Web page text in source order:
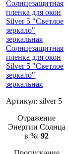
Солнцезащитная
пленка для окон
Silver 5 "Светлое
зеркало"
зеркальная
Артикул:silver 5
Отражение
Энергии Солнца
в %:92